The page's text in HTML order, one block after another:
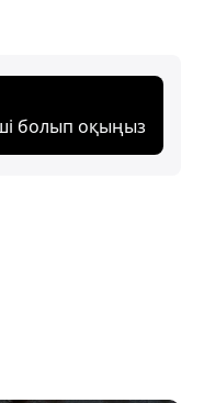
болып оқыңыз